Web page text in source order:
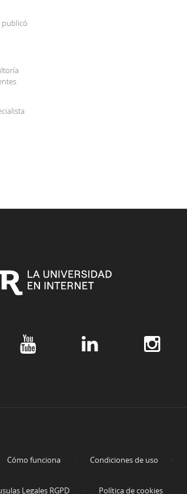
Cómo funciona Condiciones de uso
Legales RGPD Política de cookies